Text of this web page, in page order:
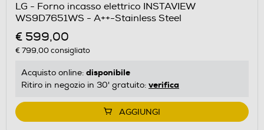
LG - Forno incasso elettrico INSTAVIEW
WS9D7651WS - A++-Stainless Steel
€ 599,00
€ 799,00consigliato
Acquisto online: disponibile
Ritiro in negozio in 30' gratuito: verifica
AGGIUNGI